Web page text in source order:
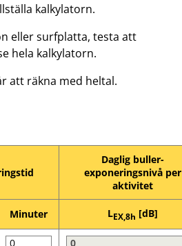
kalkylatorn.
eller surfplatta, testa att
hela kalkylatorn.
att räkna med heltal.
Daglig buller-
exponeringsnivå per
aktivitet
Minuter LEX,8h [dB]